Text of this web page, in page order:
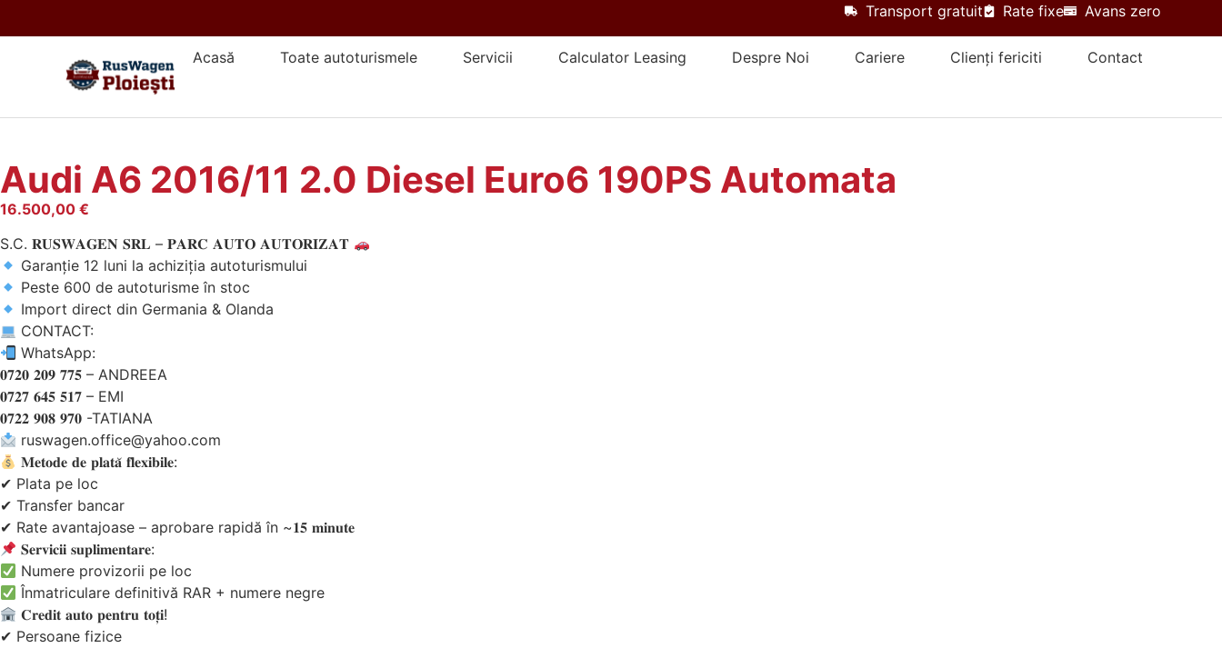
Transport gratuit Rate fixe Avans zero
Acasă Toate autoturismele Servicii Calculator Leasing Despre Noi Cariere Clienți fericiti Contact
Audi A6 2016/11 2.0 Diesel Euro6 190PS Automata
16.500,00 €
S.C. 𝐑𝐔𝐒𝐖𝐀𝐆𝐄𝐍 𝐒𝐑𝐋 – 𝐏𝐀𝐑𝐂 𝐀𝐔𝐓𝐎 𝐀𝐔𝐓𝐎𝐑𝐈𝐙𝐀𝐓
Garanție 12 luni la achiziția autoturismului
Peste 600 de autoturisme în stoc
Import direct din Germania & Olanda
CONTACT:
WhatsApp:
𝟎𝟕𝟐𝟎 𝟐𝟎𝟗 𝟕𝟕𝟓 – ANDREEA
𝟎𝟕𝟐𝟕 𝟔𝟒𝟓 𝟓𝟏𝟕 – EMI
𝟎𝟕𝟐𝟐 𝟗𝟎𝟖 𝟗𝟕𝟎 -TATIANA
ruswagen.office@yahoo.com
𝐌𝐞𝐭𝐨𝐝𝐞 𝐝𝐞 𝐩𝐥𝐚𝐭𝐚̆ 𝐟𝐥𝐞𝐱𝐢𝐛𝐢𝐥𝐞:
✔ Plata pe loc
✔ Transfer bancar
✔ Rate avantajoase – aprobare rapidă în ~𝟏𝟓 𝐦𝐢𝐧𝐮𝐭𝐞
𝐒𝐞𝐫𝐯𝐢𝐜𝐢𝐢 𝐬𝐮𝐩𝐥𝐢𝐦𝐞𝐧𝐭𝐚𝐫𝐞:
Numere provizorii pe loc
Înmatriculare definitivă RAR + numere negre
𝐂𝐫𝐞𝐝𝐢𝐭 𝐚𝐮𝐭𝐨 𝐩𝐞𝐧𝐭𝐫𝐮 𝐭𝐨𝐭̦𝐢!
✔ Persoane fizice